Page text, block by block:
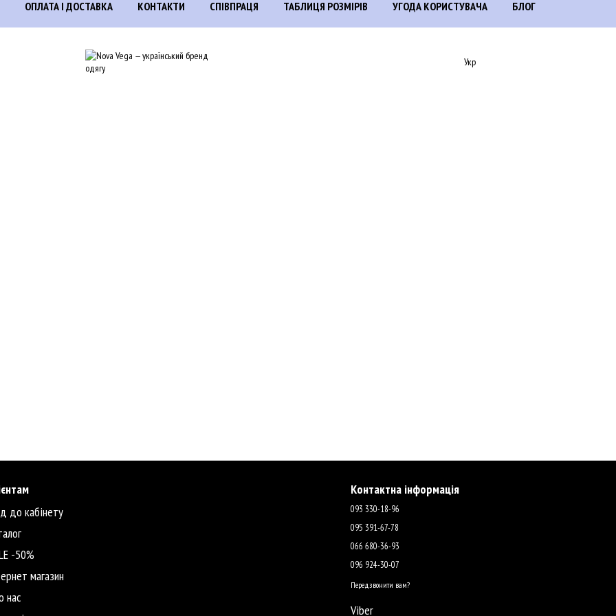
ОПЛАТА І ДОСТАВКА КОНТАКТИ СПІВПРАЦЯ ТАБЛИЦЯ РОЗМІРІВ УГОДА КОРИСТУВАЧА
БЛОГ
Укр
до кабінету
-50%
магазин
нас
Контактна інформація
093 330-18-96
095 391-67-78
066 680-36-93
096 924-30-07
Передзвонити вам?
Viber